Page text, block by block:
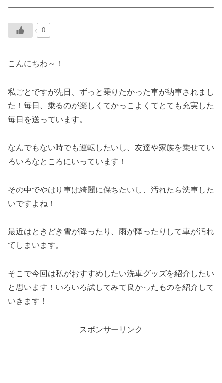
0
こんにちわ～！
私ごとですが先日、ずっと乗りたかった車が納車されまし
た！毎日、乗るのが楽しくてかっこよくてとても充実した
毎日を送っています。
なんでもない時でも運転したいし、友達や家族を乗せてい
ろいろなところにいっています！
その中でやはり車は綺麗に保ちたいし、汚れたら洗車した
いですよね！
最近はときどき雪が降ったり、雨が降ったりして車が汚れ
てしまいます。
そこで今回は私がおすすめしたい洗車グッズを紹介したい
と思います！いろいろ試してみて良かったものを紹介して
いきます！
スポンサーリンク